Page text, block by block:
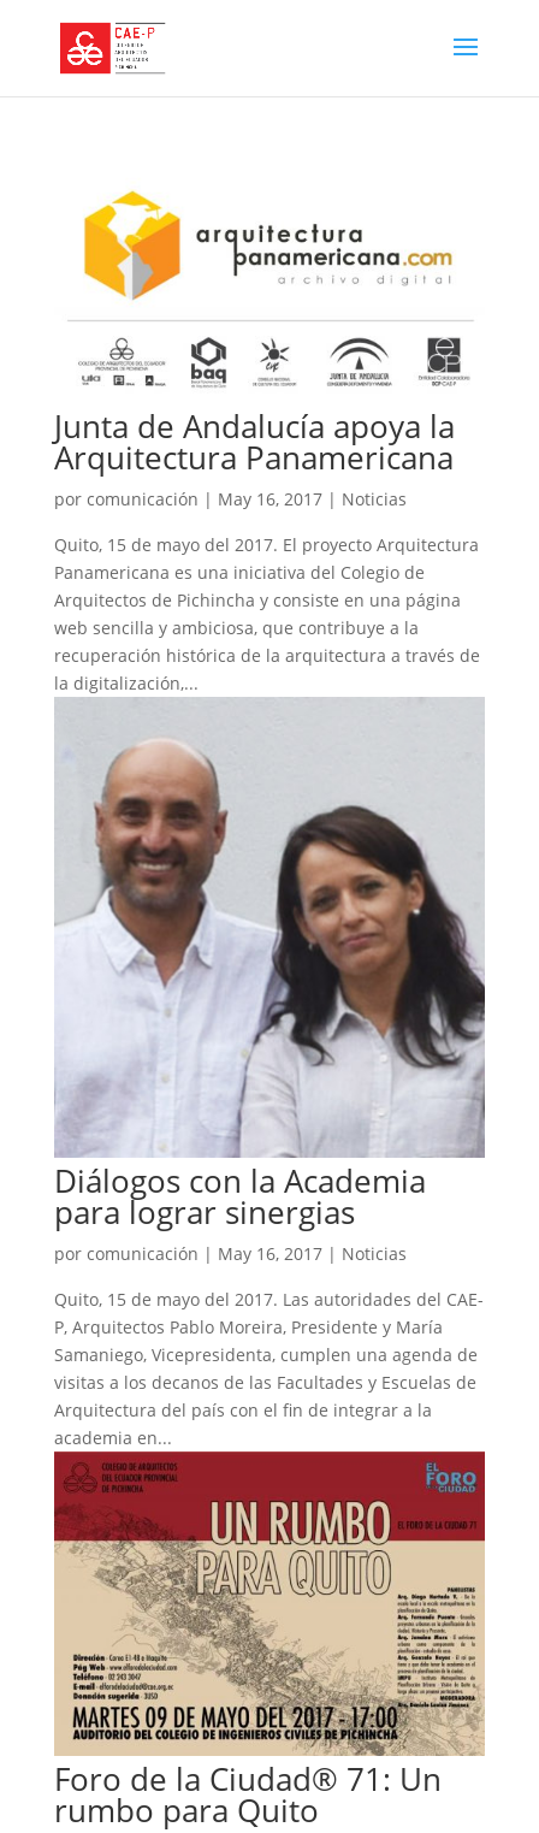
Junta de Andalucía apoya la
Arquitectura Panamericana
por comunicación | May 16, 2017| Noticias
Quito, 15 de mayo del 2017. El proyecto Arquitectura
Panamericana es una iniciativa del Colegio de
Arquitectos de Pichincha y consiste en una página
web sencilla y ambiciosa, que contribuye a la
recuperación histórica de la arquitectura a través de
la digitalización,...
Diálogos con la Academia
para lograr sinergias
por comunicación | May 16, 2017| Noticias
Quito, 15 de mayo del 2017. Las autoridades del CAE-
P, Arquitectos Pablo Moreira, Presidente y María
Samaniego, Vicepresidenta, cumplen una agenda de
visitas a los decanos de las Facultades y Escuelas de
Arquitectura del país con el fin de integrar a la
academia en...
Foro de la Ciudad® 71: Un
rumbo para Quito